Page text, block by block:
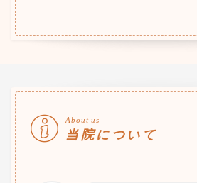
About us
当院について